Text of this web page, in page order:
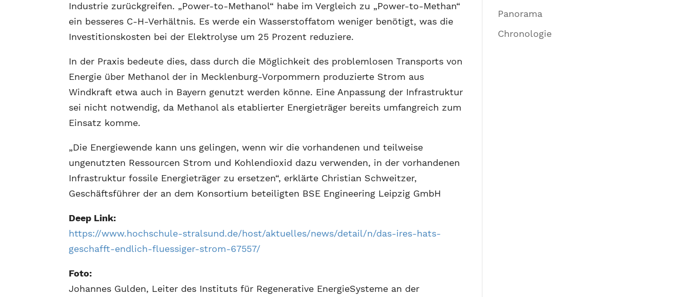
Industrie zurückgreifen. „Power-to-Methanol“ habe im Vergleich zu „Power-to-Methan“
ein besseres C-H-Verhältnis. Es werde ein Wasserstoffatom weniger benötigt, was die
Investitionskosten bei der Elektrolyse um 25 Prozent reduziere.
In der Praxis bedeute dies, dass durch die Möglichkeit des problemlosen Transports von
Energie über Methanol der in Mecklenburg-Vorpommern produzierte Strom aus
Windkraft etwa auch in Bayern genutzt werden könne. Eine Anpassung der Infrastruktur
sei nicht notwendig, da Methanol als etablierter Energieträger bereits umfangreich zum
Einsatz komme.
„Die Energiewende kann uns gelingen, wenn wir die vorhandenen und teilweise
ungenutzten Ressourcen Strom und Kohlendioxid dazu verwenden, in der vorhandenen
Infrastruktur fossile Energieträger zu ersetzen“, erklärte Christian Schweitzer,
Geschäftsführer der an dem Konsortium beteiligten BSE Engineering Leipzig GmbH
Deep Link:
https://www.hochschule-stralsund.de/host/aktuelles/news/detail/n/das-ires-hats-
geschafft-endlich-fluessiger-strom-67557/
Foto:
Johannes Gulden, Leiter des Instituts für Regenerative EnergieSysteme an der
Panorama
Chronologie